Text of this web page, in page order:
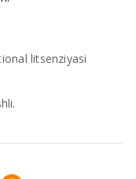
litsenziyasi